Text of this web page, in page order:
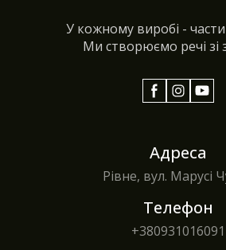
У кожному виробі -
Ми створюємо речі зі
Адреса
Рівне, вул. Марусі
Телефон
+380931016091